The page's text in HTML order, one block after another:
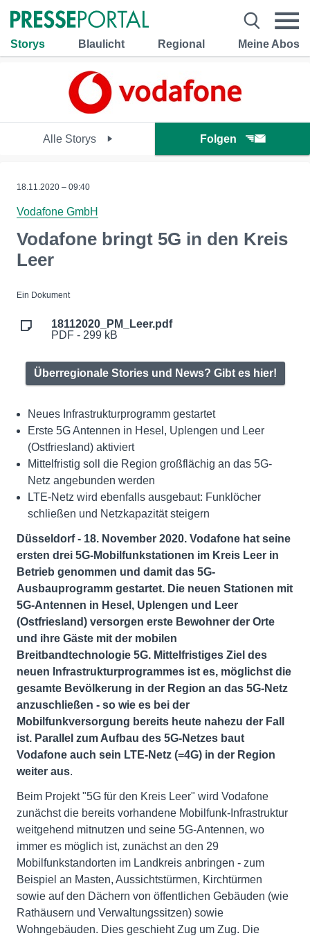
Storys Blaulicht Regional Meine Abos
Alle Storys Folgen
18.11.2020 – 09:40
Vodafone GmbH
Vodafone bringt 5G in den Kreis
Leer
Ein Dokument
18112020_PM_Leer.pdf
PDF - 299 kB
Überregionale Stories und News? Gibt es hier!
Neues Infrastrukturprogramm gestartet
Erste 5G Antennen in Hesel, Uplengen und Leer
(Ostfriesland) aktiviert
Mittelfristig soll die Region großflächig an das 5G-
Netz angebunden werden
LTE-Netz wird ebenfalls ausgebaut: Funklöcher
schließen und Netzkapazität steigern
Düsseldorf - 18. November 2020. Vodafone hat seine
ersten drei 5G-Mobilfunkstationen im Kreis Leer in
Betrieb genommen und damit das 5G-
Ausbauprogramm gestartet. Die neuen Stationen mit
5G-Antennen in Hesel, Uplengen und Leer
(Ostfriesland) versorgen erste Bewohner der Orte
und ihre Gäste mit der mobilen
Breitbandtechnologie 5G. Mittelfristiges Ziel des
neuen Infrastrukturprogrammes ist es, möglichst die
gesamte Bevölkerung in der Region an das 5G-Netz
anzuschließen - so wie es bei der
Mobilfunkversorgung bereits heute nahezu der Fall
ist. Parallel zum Aufbau des 5G-Netzes baut
Vodafone auch sein LTE-Netz (=4G) in der Region
weiter aus.
Beim Projekt "5G für den Kreis Leer" wird Vodafone
zunächst die bereits vorhandene Mobilfunk-Infrastruktur
weitgehend mitnutzen und seine 5G-Antennen, wo
immer es möglich ist, zunächst an den 29
Mobilfunkstandorten im Landkreis anbringen - zum
Beispiel an Masten, Aussichtstürmen, Kirchtürmen
sowie auf den Dächern von öffentlichen Gebäuden (wie
Rathäusern und Verwaltungssitzen) sowie
Wohngebäuden. Dies geschieht Zug um Zug. Die